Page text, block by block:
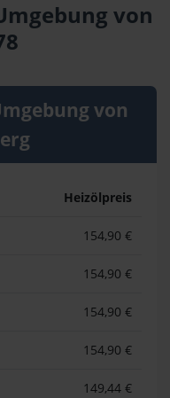
von
von
Heizölpreis
154,90 €
154,90 €
154,90 €
154,90 €
149,44 €